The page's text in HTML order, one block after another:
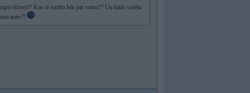
dūmot!! Kas tā varētu būt par vainu?? Un kāds varētu
auto??